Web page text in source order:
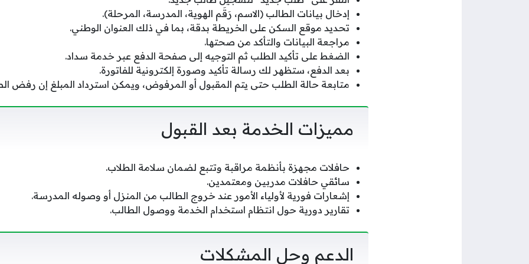
إدخال بيانات الطالب (الاسم، رَقَم الهوية، المدرسة، المرحلة).
تحديد موقع السكن على الخريطة بدقة، بما في ذلك العنوان الوطني.
مراجعة البيانات والتأكد من صحتها.
الضغط على تأكيد الطلب ثم التوجيه إلى صفحة الدفع عبر خدمة سداد.
بعد الدفع، ستظهر لك رسالة تأكيد وصورة إلكترونية للفاتورة.
متابعة حالة الطلب حتى يتم المقبول أو المرفوض، ويمكن استرداد المبلغ إن رفض
مميزات الخدمة بعد القبول
حافلات مجهزة بأنظمة مراقبة وتتبع لضمان سلامة الطلاب.
سائقي حافلات مدربين ومعتمدين.
إشعارات فورية لأولياء الأمور عند خروج الطالب من المنزل أو وصوله المدرسة.
تقارير دورية حول انتظام استخدام الخدمة ووصول الطالب.
الدعم وحل المشكلات